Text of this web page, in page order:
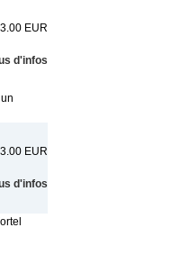
3.00 EUR
d'infos
3.00 EUR
d'infos